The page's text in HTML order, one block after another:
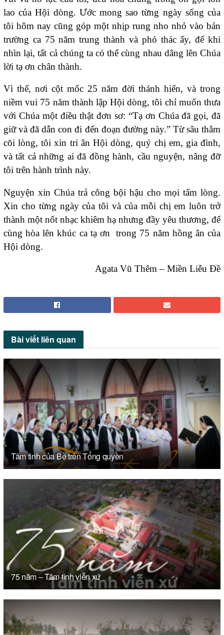
lao của Hội dòng. Ước mong sao từng ngày sống của
tôi hôm nay cũng góp một nhịp rung nho nhỏ vào bản
trường ca 75 năm trung thành và phó thác ấy, để khi
nhìn lại, tất cả chúng ta có thể cùng nhau dâng lên Chúa
lời tạ ơn chân thành.
Vì thế, nơi cột mốc 25 năm đời thánh hiến, và trong
niềm vui 75 năm thành lập Hội dòng, tôi chỉ muốn thưa
với Chúa một điều thật đơn sơ: “Tạ ơn Chúa đã gọi, đã
giữ và đã dẫn con đi đến đoạn đường này.” Từ sâu thẳm
cõi lòng, tôi xin tri ân Hội dòng, quý chị em, gia đình,
và tất cả những ai đã đồng hành, cầu nguyện, nâng đỡ
tôi trên hành trình này.
Nguyện xin Chúa trả công bội hậu cho mọi tấm lòng.
Xin cho từng ngày của tôi và của mỗi chị em luôn trở
thành một nốt nhạc khiêm hạ nhưng đầy yêu thương, để
cùng hòa lên khúc ca tạ ơn trong 75 năm hồng ân của
Hội dòng.
Agata Vũ Thêm – Miền Liễu Đề
Bài viết liên quan
Tâm tình của Bề trên Tổng quyền
75 năm – Tâm tình viễn xứ